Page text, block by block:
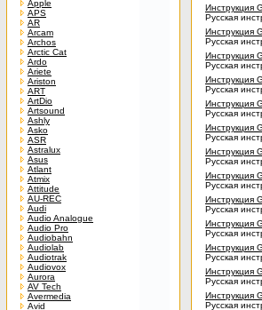
Apple
APS
AR
Arcam
Archos
Arctic Cat
Ardo
Ariete
Ariston
ART
ArtDio
Artsound
Ashly
Asko
ASR
Astralux
Asus
Atlant
Atmix
Attitude
AU-REC
Audi
Audio Analogue
Audio Pro
Audiobahn
Audiolab
Audiotrak
Audiovox
Aurora
AV Tech
Avermedia
Avid
Инструкция
Русская
Инструкция
Русская
Инструкция
Русская
Инструкция
Русская
Инструкция
Русская
Инструкция
Русская
Инструкция
Русская
Инструкция
Русская
Инструкция
Русская
Инструкция
Русская
Инструкция
Русская
Инструкция
Русская
Инструкция
Русская